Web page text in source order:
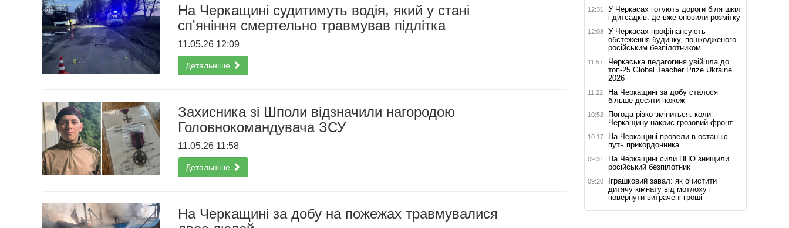
На Черкащині судитимуть водія, який у стані
сп'яніння смертельно травмував підлітка
11.05.26 12:09
Детальніше
Захисника зі Шполи відзначили нагородою
Головнокомандувача ЗСУ
11.05.26 11:58
Детальніше
На Черкащині за добу на пожежах травмувалися
12:31
У Черкасах готують дороги біля шкіл
і дитсадків: де вже оновили розмітку
12:08
У Черкасах профінансують
обстеження будинку, пошкодженого
російським безпілотником
11:57
Черкаська педагогиня увійшла до
топ-25 Global Teacher Prize Ukraine
2026
11:22
На Черкащині за добу сталося
більше десяти пожеж
10:52
Погода різко зміниться: коли
Черкащину накриє грозовий фронт
10:17
На Черкащині провели в останню
путь прикордонника
09:31
На Черкащині сили ППО знищили
російський безпілотник
09:20
Іграшковий завал: як очистити
дитячу кімнату від мотлоху і
повернути витрачені гроші